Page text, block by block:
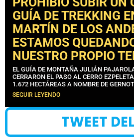
GUÍA DE TREKKING
MARTÍN DE LOS
ESTAMOS
NUESTRO PROPIO
EL GUÍA DE MONTAÑA JULIÁN
CERRARON EL PASO AL CERRO
1.672 HECTÁREAS A NOMBRE DE
SEGUIR LEYENDO
TWEET